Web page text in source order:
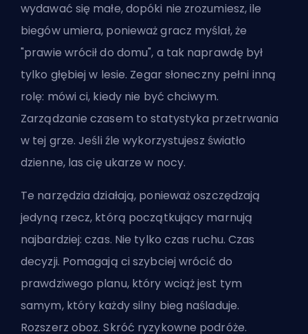
wydawać się małe, dopóki nie zrozumiesz, ile
biegów umiera, ponieważ gracz myślał, że
"prawie wrócił do domu", a tak naprawdę był
tylko głębiej w lesie. Zegar słoneczny pełni inną
rolę: mówi ci, kiedy nie być chciwym.
Zarządzanie czasem to statystyka przetrwania
w tej grze. Jeśli źle wykorzystujesz światło
dzienne, las cię ukarze w nocy.
Te narzędzia działają, ponieważ oszczędzają
jedyną rzecz, którą początkujący marnują
najbardziej: czas. Nie tylko czas ruchu. Czas
decyzji. Pomagają ci szybciej wrócić do
prawdziwego planu, który wciąż jest tym
samym, który każdy silny bieg naśladuje.
Rozszerz oboz. Skróć ryzykowne podróże.